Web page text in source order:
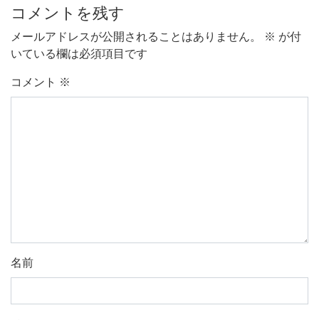
コメントを残す
メールアドレスが公開されることはありません。 ※ が付
いている欄は必須項目です
コメント ※
名前